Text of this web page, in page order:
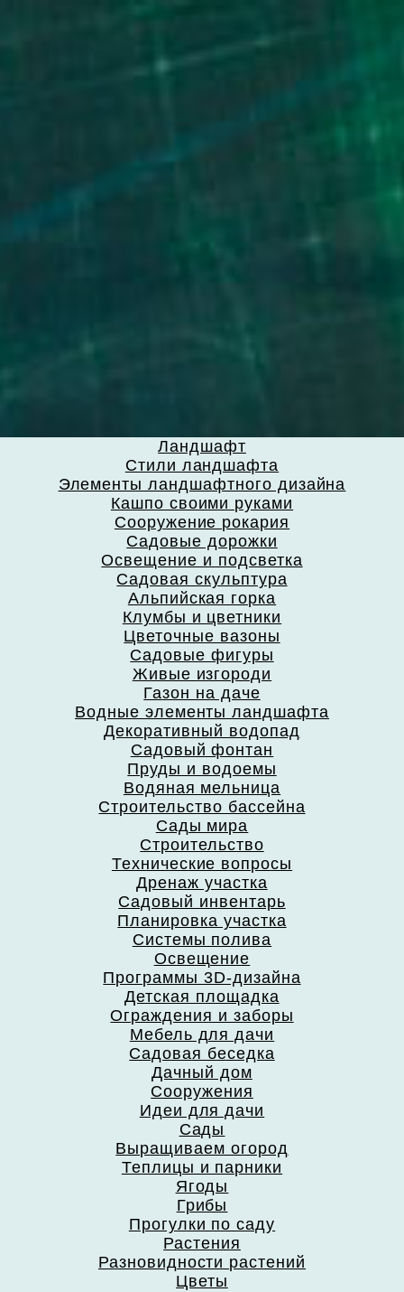
Ландшафт
Стили ландшафта
Элементы ландшафтного дизайна
Кашпо своими руками
Сооружение рокария
Садовые дорожки
Освещение и подсветка
Садовая скульптура
Альпийская горка
Клумбы и цветники
Цветочные вазоны
Садовые фигуры
Живые изгороди
Газон на даче
Водные элементы ландшафта
Декоративный водопад
Садовый фонтан
Пруды и водоемы
Водяная мельница
Строительство бассейна
Сады мира
Строительство
Технические вопросы
Дренаж участка
Садовый инвентарь
Планировка участка
Системы полива
Освещение
Программы 3D-дизайна
Детская площадка
Ограждения и заборы
Мебель для дачи
Садовая беседка
Дачный дом
Сооружения
Идеи для дачи
Сады
Выращиваем огород
Теплицы и парники
Ягоды
Грибы
Прогулки по саду
Растения
Разновидности растений
Цветы